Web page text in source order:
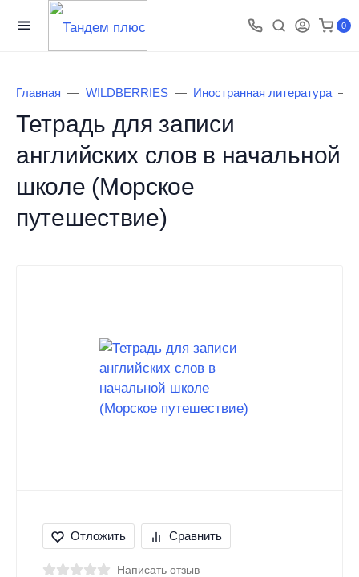
0
Главная WILDBERRIES Иностранная литература
Тетрадь для записи
английских слов в начальной
школе (Морское
путешествие)
Отложить Сравнить
Написать отзыв